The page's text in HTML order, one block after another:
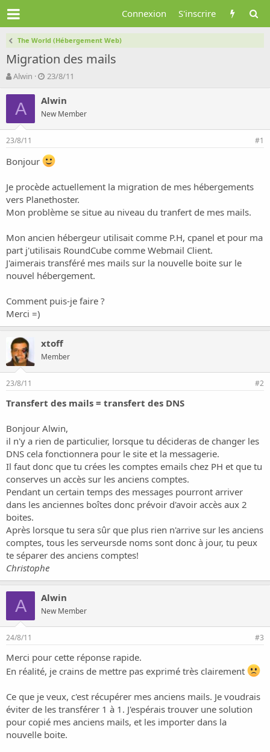
Connexion S'inscrire
The World (Hébergement Web)
Migration des mails
A
t
e
r
d
l
d
s
c
s
s
i
n
Alwin
D
t
d
e
é
b
t
23/8/11
A Alwin
New Member
23/8/11 #1
Bonjour
Je procède actuellement la migration de mes hébergements
vers Planethoster.
Mon problème se situe au niveau du tranfert de mes mails.
Mon ancien hébergeur utilisait comme P.H, cpanel et pour ma
part j'utilisais RoundCube comme Webmail Client.
J'aimerais transféré mes mails sur la nouvelle boite sur le
nouvel hébergement.
Comment puis-je faire ?
Merci =)
xtoff
Member
23/8/11 #2
Transfert des mails = transfert des DNS
Bonjour Alwin,
il n'y a rien de particulier, lorsque tu décideras de changer les
DNS cela fonctionnera pour le site et la messagerie.
Il faut donc que tu crées les comptes emails chez PH et que tu
conserves un accès sur les anciens comptes.
Pendant un certain temps des messages pourront arriver
dans les anciennes boîtes donc prévoir d'avoir accès aux 2
boites.
Après lorsque tu sera sûr que plus rien n'arrive sur les anciens
comptes, tous les serveursde noms sont donc à jour, tu peux
te séparer des anciens comptes!
Christophe
A Alwin
New Member
24/8/11 #3
Merci pour cette réponse rapide.
En réalité, je crains de mettre pas exprimé très clairement
Ce que je veux, c'est récupérer mes anciens mails. Je voudrais
éviter de les transférer 1 à 1. J'espérais trouver une solution
pour copié mes anciens mails, et les importer dans la
nouvelle boite.